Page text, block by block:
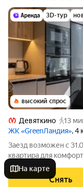
3D-тур
высокий спрос
Девяткино
13
ЖК «GreenЛандия», 4
Заезд возможен с
квартира для
Подробно
окон открывается
Снять
На карте